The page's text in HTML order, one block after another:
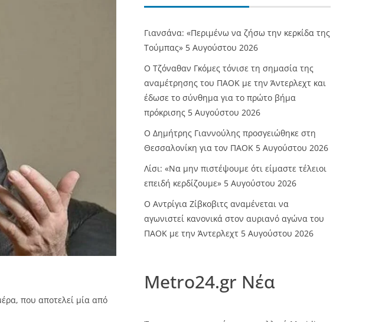
που αποτελεί μία από
Γιανσάνα: «Περιμένω να ζήσω την κερκίδα της
Τούμπας» 5 Αυγούστου 2026
Ο Τζόναθαν Γκόμες τόνισε τη σημασία της
αναμέτρησης του ΠΑΟΚ με την Άντερλεχτ και
έδωσε το σύνθημα για το πρώτο βήμα
πρόκρισης 5 Αυγούστου 2026
Ο Δημήτρης Γιαννούλης προσγειώθηκε στη
Θεσσαλονίκη για τον ΠΑΟΚ 5 Αυγούστου 2026
Λίσι: «Να μην πιστέψουμε ότι είμαστε τέλειοι
επειδή κερδίζουμε» 5 Αυγούστου 2026
Ο Αντρίγια Ζίβκοβιτς αναμένεται να
αγωνιστεί κανονικά στον αυριανό αγώνα του
ΠΑΟΚ με την Άντερλεχτ 5 Αυγούστου 2026
Metro24.gr Νέα